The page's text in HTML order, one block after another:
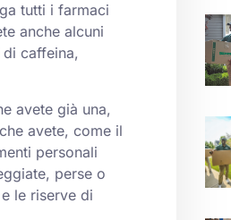
tutti i farmaci
anche alcuni
caffeina,
avete già una,
avete, come il
personali
perse o
le riserve di